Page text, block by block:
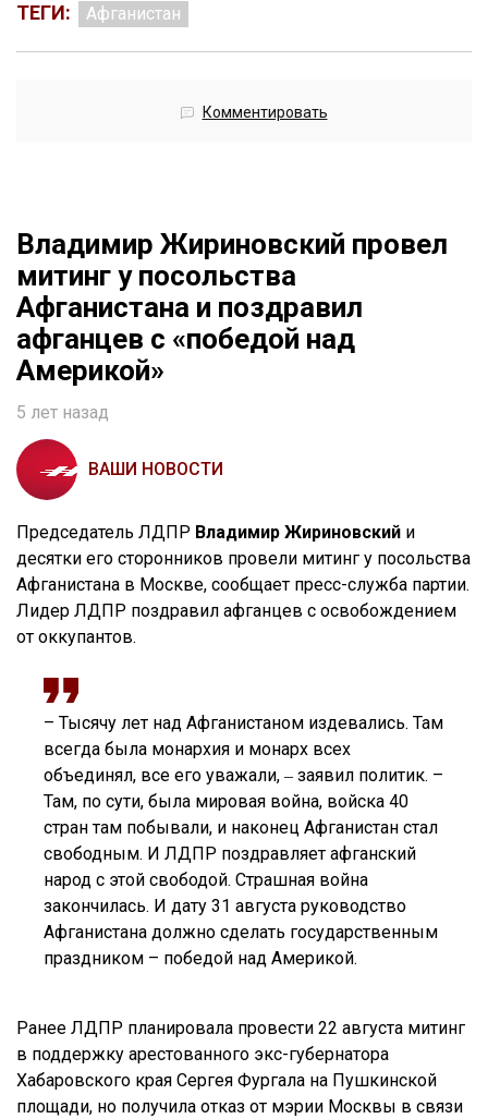
ТЕГИ: Афганистан
Комментировать
Владимир Жириновский провел
митинг у посольства
Афганистана и поздравил
афганцев с «победой над
Америкой»
5 лет назад
ВАШИ НОВОСТИ
Председатель ЛДПР Владимир Жириновский и
десятки его сторонников провели митинг у посольства
Афганистана в Москве, сообщает пресс-служба партии.
Лидер ЛДПР поздравил афганцев с освобождением
от оккупантов.
– Тысячу лет над Афганистаном издевались. Там
всегда была монархия и монарх всех
объединял, все его уважали, ‒ заявил политик. –
Там, по сути, была мировая война, войска 40
стран там побывали, и наконец Афганистан стал
свободным. И ЛДПР поздравляет афганский
народ с этой свободой. Страшная война
закончилась. И дату 31 августа руководство
Афганистана должно сделать государственным
праздником – победой над Америкой.
Ранее ЛДПР планировала провести 22 августа митинг
в поддержку арестованного экс-губернатора
Хабаровского края Сергея Фургала на Пушкинской
площади, но получила отказ от мэрии Москвы в связи